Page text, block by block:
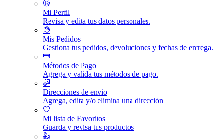
Mi Perfil
Revisa y edita tus datos personales.
Mis Pedidos
Gestiona tus pedidos, devoluciones y fechas de entrega.
Métodos de Pago
Agrega y valida tus métodos de pago.
Direcciones de envio
Agrega, edita y/o elimina una dirección
Mi lista de Favoritos
Guarda y revisa tus productos